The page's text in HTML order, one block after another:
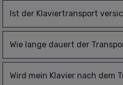
Ist der Klaviertransport
Wie lange dauert der
Wird mein Klavier nach dem